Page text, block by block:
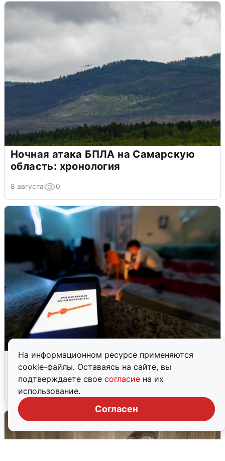
На информационном ресурсе применяются
cookie-файлы. Оставаясь на сайте, вы
подтверждаете свое согласие на их
использование.
Согласен
Ночная атака БПЛА на Самарскую
область: хронология
8 августа 0
Ночью в Самарской области завыли
сирены
8 августа 0